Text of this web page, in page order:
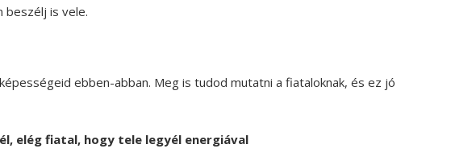
beszélj is vele.
ebben-abban. Meg is tudod mutatni a fiataloknak, és ez jó
elég fiatal, hogy tele legyél energiával